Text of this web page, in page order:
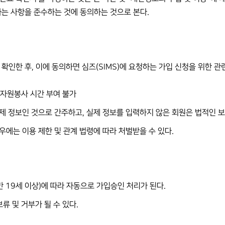
사항을 준수하는 것에 동의하는 것으로 본다.
인한 후, 이에 동의하면 심즈(SIMS)에 요청하는 가입 신청을 위한
원봉사 시간 부여 불가
정보인 것으로 간주하고, 실제 정보를 입력하지 않은 회원은 법적인
는 이용 제한 및 관계 법령에 따라 처벌받을 수 있다.
19세 이상)에 따라 자동으로 가입승인 처리가 된다.
및 거부가 될 수 있다.